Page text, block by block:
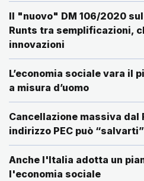
Il "nuovo" DM 106/2020
Runts tra semplificazioni,
innovazioni
L’economia sociale vara il
a misura d’uomo
Cancellazione massiva dal
indirizzo PEC può
Anche l'Italia adotta un
l'economia sociale